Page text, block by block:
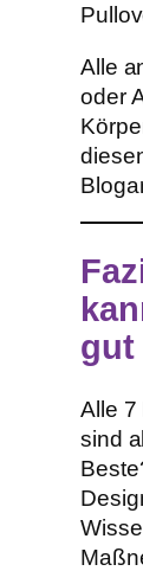
Alle
oder
gut
Alle 7
sind